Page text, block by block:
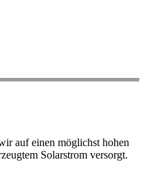
auf einen möglichst hohen
Solarstrom versorgt.